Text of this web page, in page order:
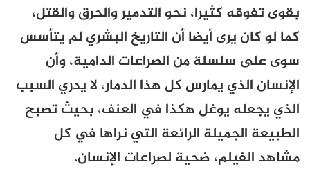
بقوى تفوقه كثيرا، نحو التدمير والحرق والقتل،
كما لو كان يرى أيضا أن التاريخ البشري لم يتأسس
سوى على سلسلة من الصراعات الدامية، وأن
الإنسان الذي يمارس كل هذا الدمار، لا يدري السبب
الذي يجعله يوغل هكذا في العنف، بحيث تصبح
الطبيعة الجميلة الرائعة التي نراها في كل
مشاهد الفيلم، ضحية لصراعات الإنسان.